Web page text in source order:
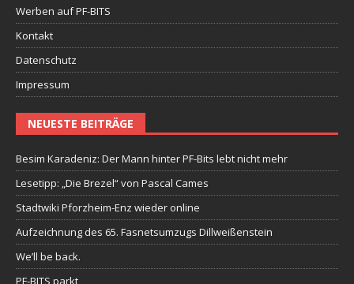
Werben auf PF-BITS
Kontakt
Datenschutz
Impressum
NEUESTE BEITRÄGE
Besim Karadeniz: Der Mann hinter PF-Bits lebt nicht mehr
Lesetipp: „Die Brezel“ von Pascal Cames
Stadtwiki Pforzheim-Enz wieder online
Aufzeichnung des 65. Fasnetsumzugs Dillweißenstein
We’ll be back.
PF-BITS parkt